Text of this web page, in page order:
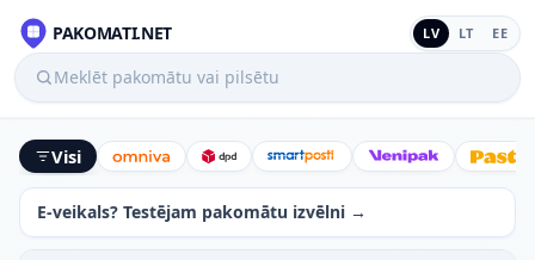
PAKOMATI.NET LV LT EE
Meklēt pakomātu vai pilsētu
Visi Omniva DPD SmartPostiVenipak
E-veikals? Testējam pakomātu izvēlni →